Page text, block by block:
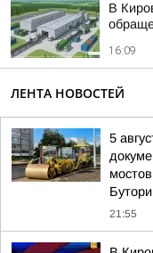
В
16:09
ЛЕНТА НОВОСТЕЙ
5
21:55